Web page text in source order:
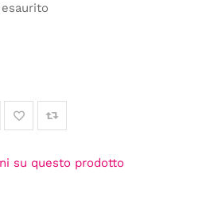
su questo prodotto